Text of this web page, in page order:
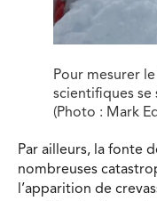
Pour mesurer
scientifiques se
(Photo : Mark
Par ailleurs, la fonte
nombreuses
l’apparition de